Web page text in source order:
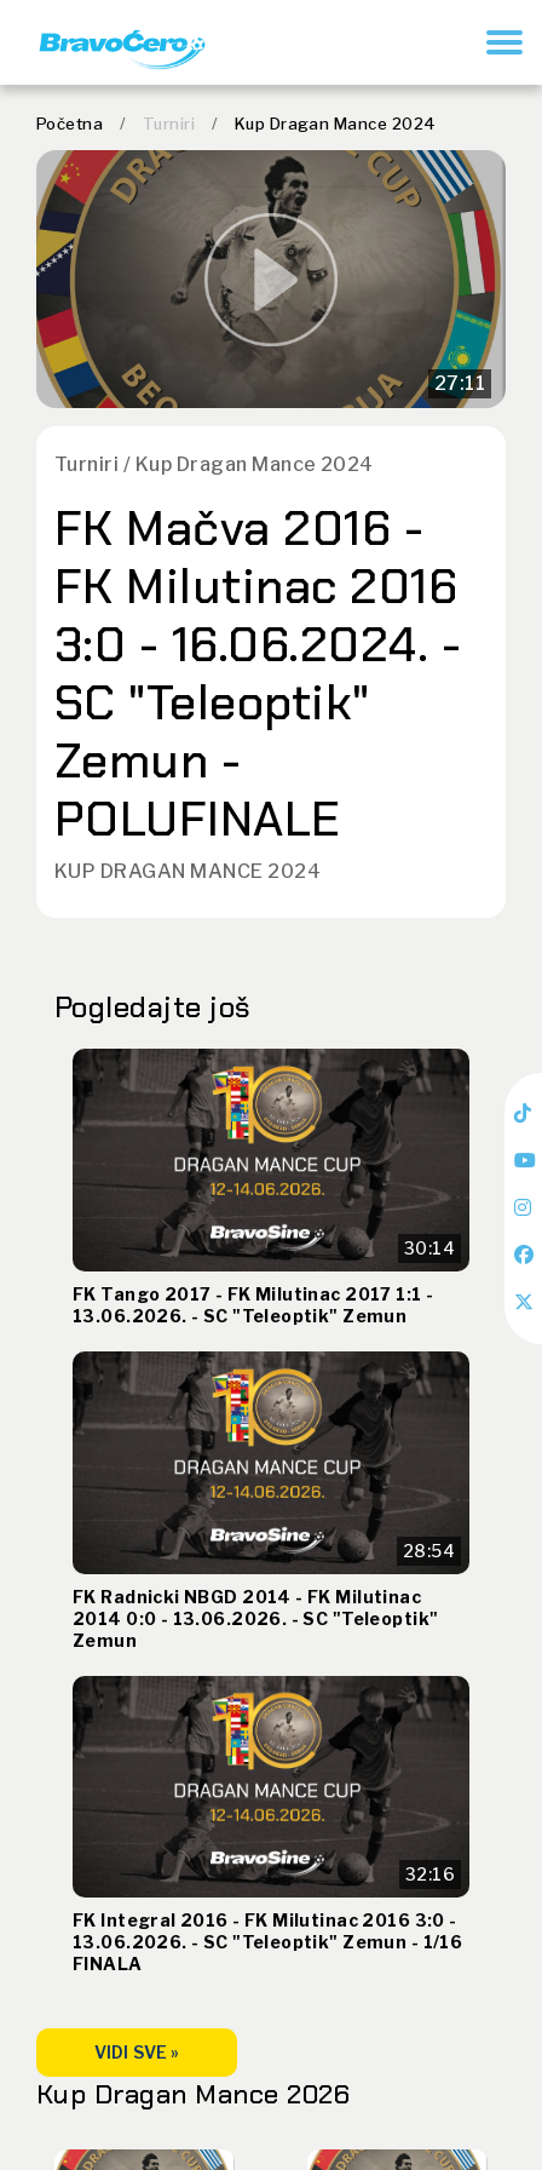
Početna / Turniri / Kup Dragan Mance 2024
27:11
Turniri / Kup Dragan Mance 2024
FK Mačva 2016 -
FK Milutinac 2016
3:0 - 16.06.2024. -
SC "Teleoptik"
Zemun -
POLUFINALE
KUP DRAGAN MANCE 2024
Pogledajte još
30:14
FK Tango 2017 - FK Milutinac 2017 1:1 -
13.06.2026. - SC "Teleoptik" Zemun
28:54
FK Radnicki NBGD 2014 - FK Milutinac
2014 0:0 - 13.06.2026. - SC "Teleoptik"
Zemun
32:16
FK Integral 2016 - FK Milutinac 2016 3:0 -
13.06.2026. - SC "Teleoptik" Zemun - 1/16
FINALA
VIDI SVE »
Kup Dragan Mance 2026